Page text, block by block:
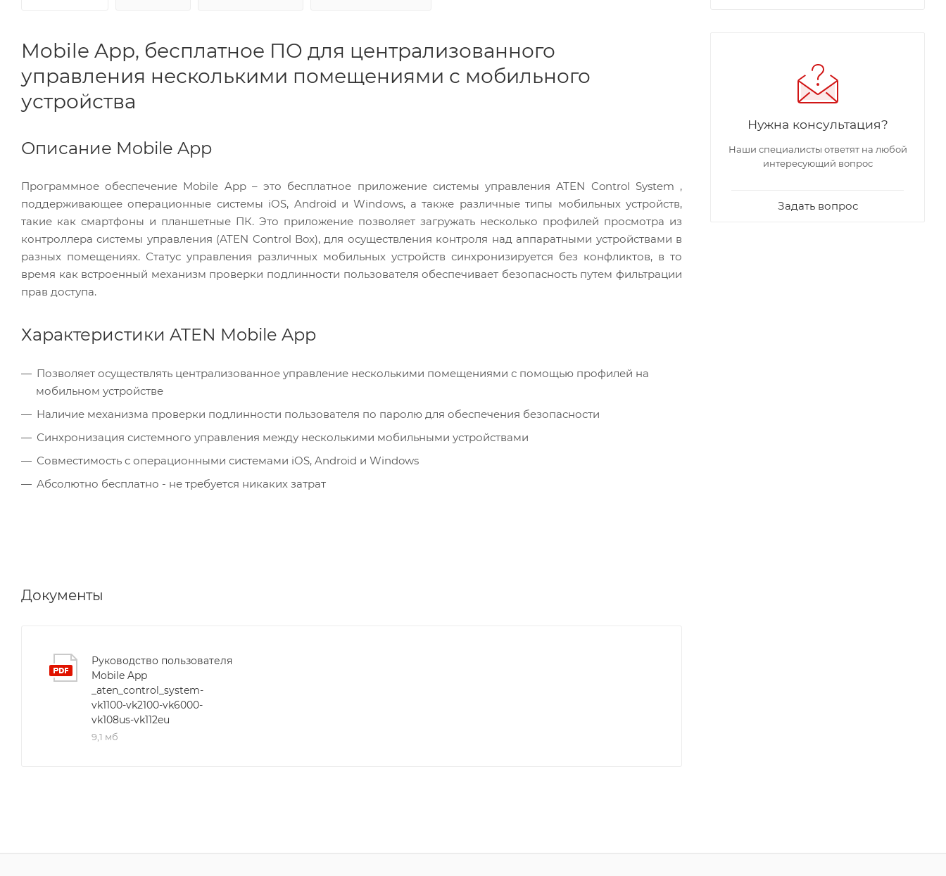
Mobile App, бесплатное ПО для централизованного
управления несколькими помещениями с мобильного
устройства
Описание Mobile App
Программное обеспечение Mobile App – это бесплатное приложение системы управления ATEN Control System ,
поддерживающее операционные системы iOS, Android и Windows, а также различные типы мобильных устройств,
такие как смартфоны и планшетные ПК. Это приложение позволяет загружать несколько профилей просмотра из
контроллера системы управления (ATEN Control Box), для осуществления контроля над аппаратными устройствами в
разных помещениях. Статус управления различных мобильных устройств синхронизируется без конфликтов, в то
время как встроенный механизм проверки подлинности пользователя обеспечивает безопасность путем фильтрации
прав доступа.
Характеристики ATEN Mobile App
Позволяет осуществлять централизованное управление несколькими помещениями с помощью профилей на
мобильном устройстве
Наличие механизма проверки подлинности пользователя по паролю для обеспечения безопасности
Синхронизация системного управления между несколькими мобильными устройствами
Совместимость с операционными системами iOS, Android и Windows
Абсолютно бесплатно - не требуется никаких затрат
Документы
Руководство пользователя
Mobile App
_aten_control_system-
vk1100-vk2100-vk6000-
vk108us-vk112eu
9,1 мб
Нужна консультация?
Наши специалисты ответят на любой
интересующий вопрос
Задать вопрос